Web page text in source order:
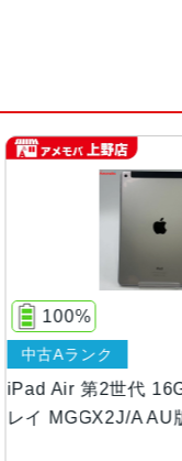
グレー、シルバー
チ (250 mm) 4:3 ア
スペクト比, LEDバ
32GB、64GB、
スペースグ
au